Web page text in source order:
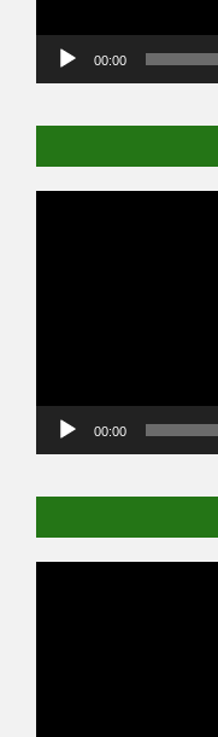
00:00
00:00